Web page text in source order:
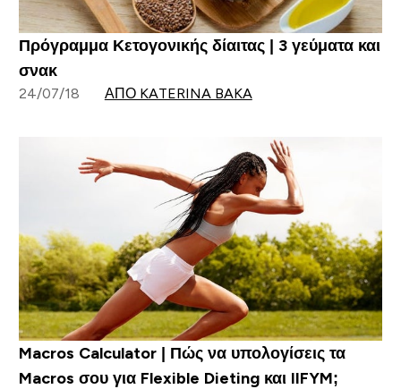
Πρόγραμμα Κετογονικής δίαιτας | 3 γεύματα και
σνακ
24/07/18 ΑΠΌ KATERINA BAKA
Macros Calculator | Πώς να υπολογίσεις τα
Macros σου για Flexible Dieting και IIFYM;